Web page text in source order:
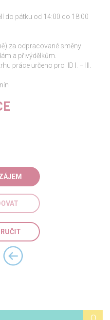
do pátku od 14:00 do 18:00
za odpracované směny
a přivýdělkům.
práce určeno pro ID I. – III.